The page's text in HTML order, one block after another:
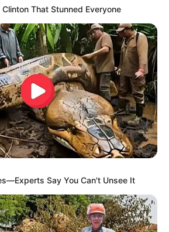
(Alternativ
mehr Bindung)
That Stunned Everyone
Say You Can't Unsee It